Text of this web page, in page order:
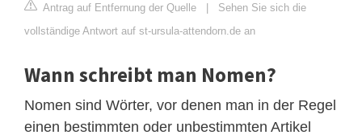
Antrag auf Entfernung der Quelle | Sehen Sie sich die
vollständige Antwort auf st-ursula-attendorn.de an
Wann schreibt man Nomen?
Nomen sind Wörter, vor denen man in der Regel
einen bestimmten oder unbestimmten Artikel